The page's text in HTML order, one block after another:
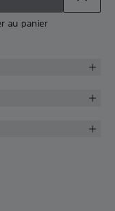
au panier